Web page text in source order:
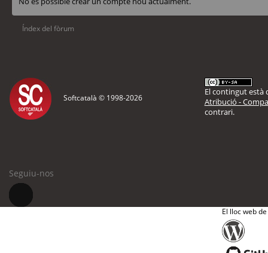
Índex del fòrum
Softcatalà © 1998-2026
El contingut està
Atribució -
contrari.
Seguiu-nos
El lloc web